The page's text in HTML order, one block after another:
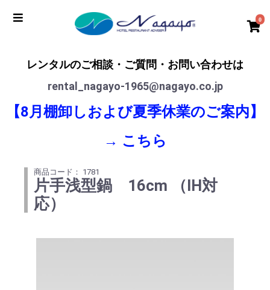
0
レンタルのご相談・ご質問・お問い合わせは
rental_nagayo-1965@nagayo.co.jp
【8月棚卸しおよび夏季休業のご案内】
→ こちら
商品コード： 1781
片手浅型鍋 16cm （IH対
応）